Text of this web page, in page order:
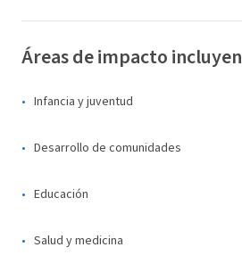
Áreas de impacto incluyen
Infancia y juventud
Desarrollo de comunidades
Educación
Salud y medicina